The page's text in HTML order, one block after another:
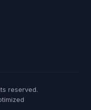
reserved.